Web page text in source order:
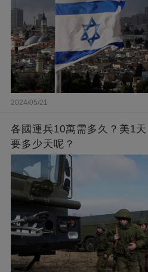
2024/05/21
各國運兵10萬需多久？美1
要多少天呢？